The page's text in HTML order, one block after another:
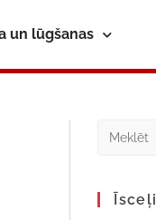
un lūgšanas
Īsceļi